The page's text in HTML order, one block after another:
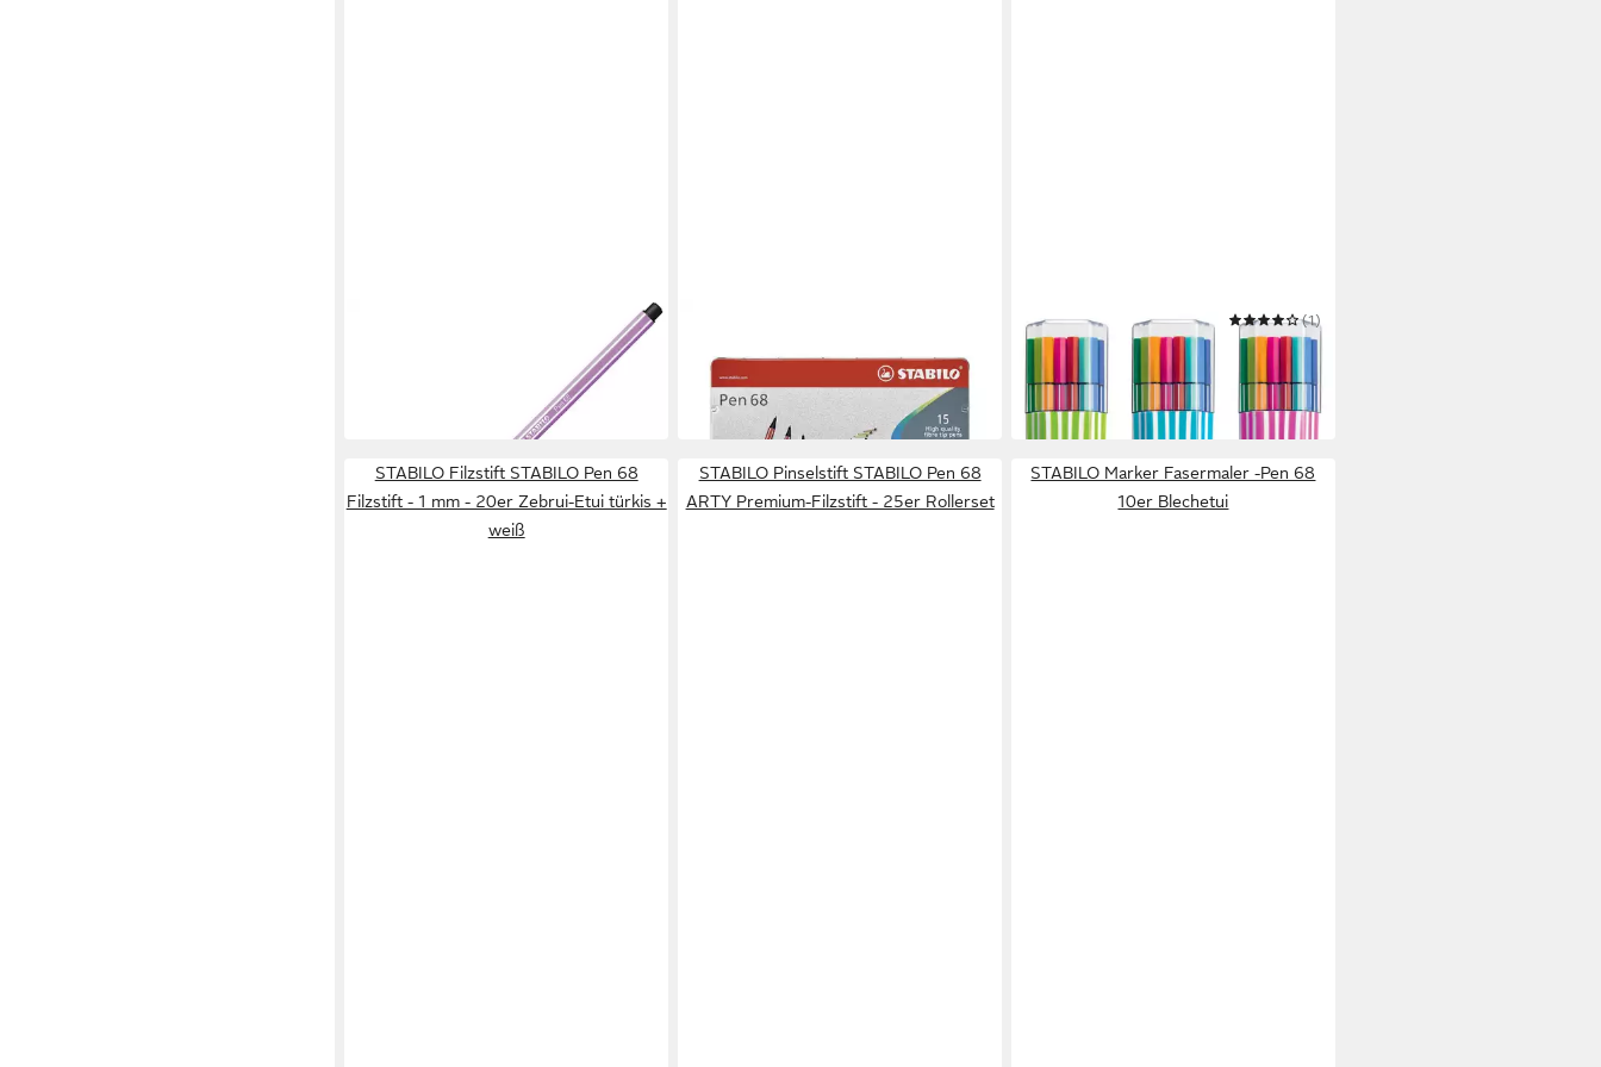
Filzstift STABILO Pen 68 Filzstift
1 mm - 15er Metalletui
ab 16,69 €
in 6-8 Werktagen bei dir
STABILO
Faserstift STABILO Pen 68 Filzstift -
(1)
16,44 €
in 6-8 Werktagen bei dir
STABILO Filzstift STABILO Pen 68
Filzstift - 1 mm - 20er Zebrui-Etui türkis +
weiß
STABILO Pinselstift STABILO Pen 68
ARTY Premium-Filzstift - 25er Rollerset
STABILO Marker Fasermaler -Pen 68
10er Blechetui